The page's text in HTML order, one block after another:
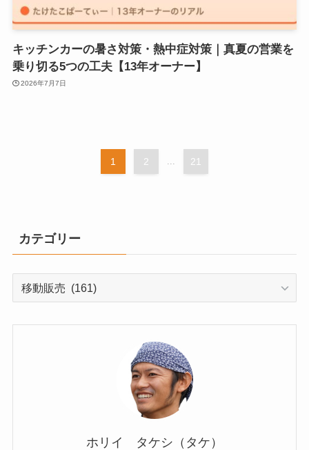
キッチンカーの暑さ対策・熱中症対策｜真夏の営業を
乗り切る5つの工夫【13年オーナー】
2026年7月7日
1 2 ... 21
カテゴリー
ホリイ タケシ（タケ）